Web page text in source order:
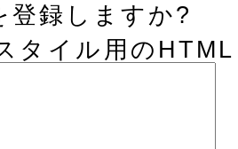
登録しますか?
タイル用の